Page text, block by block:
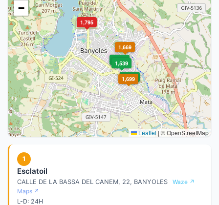
1,539
1,549
1,669
1,699
1,795
−
Leaflet | © OpenStreetMap
1
Esclatoil
CALLE DE LA BASSA DEL CANEM, 22, BANYOLES
Waze ↗
Maps ↗
L-D: 24H